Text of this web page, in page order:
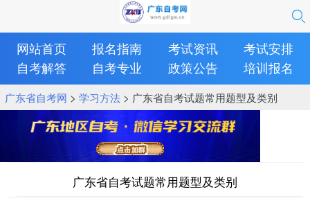
网站首页 报名指南 考试资讯
考试安排
自考解答
自考专业 政策公告 培训报名
广东省自考网 > 学习方法> 广东省自考试题常用题型及类别
广东省自考试题常用题型及类别